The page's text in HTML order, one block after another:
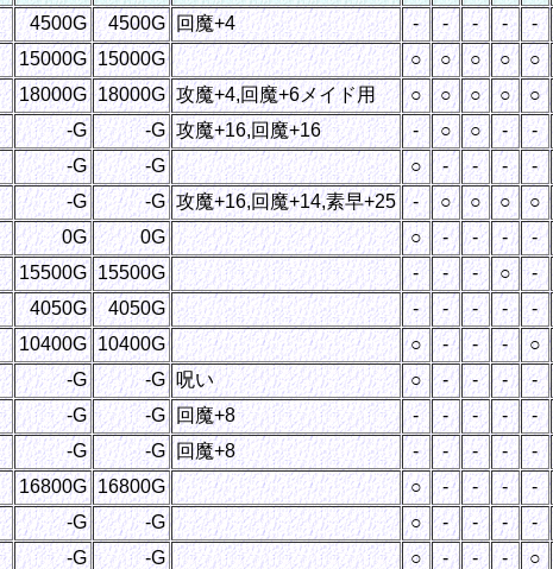
4500G 4500G 回魔+4 - - - - -
15000G 15000G ○ ○ ○ ○ ○
18000G 18000G 攻魔+4,回魔+6メイド用 ○ ○ ○ ○ ○
-G -G 攻魔+16,回魔+16 - ○ ○ - -
-G -G ○ - - - -
-G -G 攻魔+16,回魔+14,素早+25 - ○ ○ ○ ○
0G 0G ○ - - - -
15500G 15500G - - - ○ -
4050G 4050G - - - - -
10400G 10400G ○ - - - ○
-G -G 呪い ○ - - - -
-G -G 回魔+8 - - - - -
-G -G 回魔+8 - - - - -
16800G 16800G ○ - - - -
-G -G ○ - - - -
-G -G ○ - - - ○